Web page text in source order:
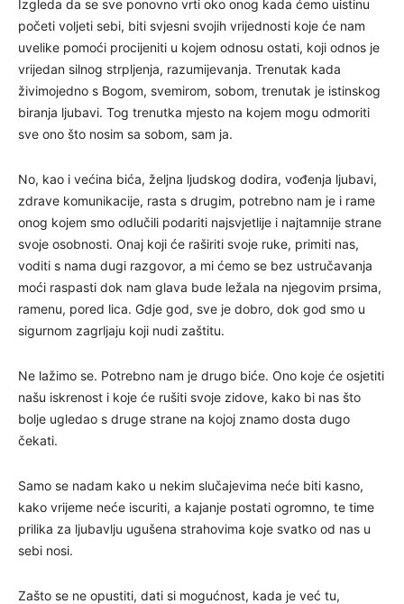
Izgleda da se sve ponovno vrti oko onog kada ćemo uistinu
početi voljeti sebi, biti svjesni svojih vrijednosti koje će nam
uvelike pomoći procijeniti u kojem odnosu ostati, koji odnos je
vrijedan silnog strpljenja, razumijevanja. Trenutak kada
živimojedno s Bogom, svemirom, sobom, trenutak je istinskog
biranja ljubavi. Tog trenutka mjesto na kojem mogu odmoriti
sve ono što nosim sa sobom, sam ja.
No, kao i većina bića, željna ljudskog dodira, vođenja ljubavi,
zdrave komunikacije, rasta s drugim, potrebno nam je i rame
onog kojem smo odlučili podariti najsvjetlije i najtamnije strane
svoje osobnosti. Onaj koji će raširiti svoje ruke, primiti nas,
voditi s nama dugi razgovor, a mi ćemo se bez ustručavanja
moći raspasti dok nam glava bude ležala na njegovim prsima,
ramenu, pored lica. Gdje god, sve je dobro, dok god smo u
sigurnom zagrljaju koji nudi zaštitu.
Ne lažimo se. Potrebno nam je drugo biće. Ono koje će osjetiti
našu iskrenost i koje će rušiti svoje zidove, kako bi nas što
bolje ugledao s druge strane na kojoj znamo dosta dugo
čekati.
Samo se nadam kako u nekim slučajevima neće biti kasno,
kako vrijeme neće iscuriti, a kajanje postati ogromno, te time
prilika za ljubavlju ugušena strahovima koje svatko od nas u
sebi nosi.
Zašto se ne opustiti, dati si mogućnost, kada je već tu,